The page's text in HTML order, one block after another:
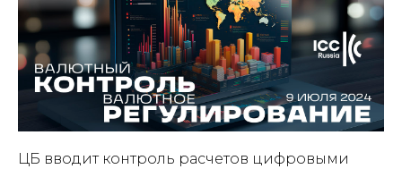
ЦБ вводит контроль расчетов цифровыми